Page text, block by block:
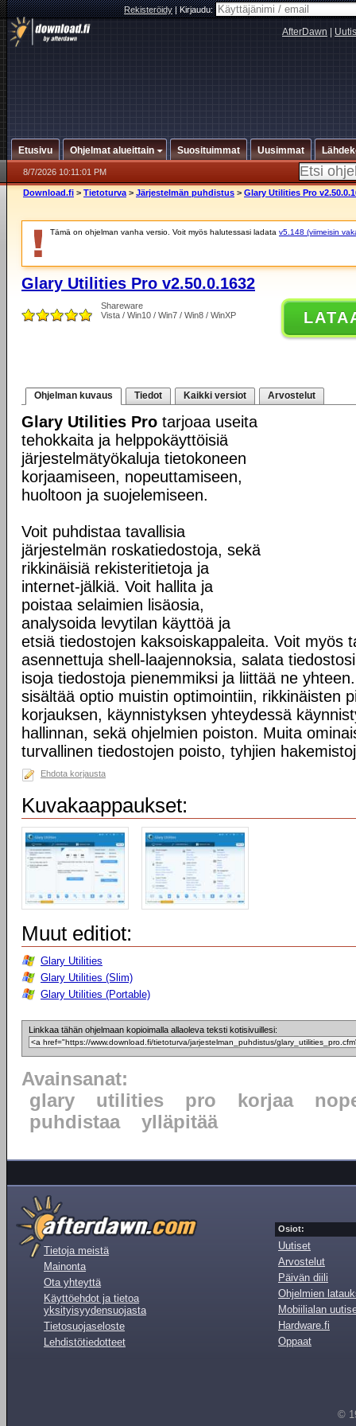
Rekisteröidy|Kirjaudu:
AfterDawn
Etusivu Ohjelmat alueittain Suosituimmat Uusimmat
8/7/2026 10:11:01 PM
Download.fi > Tietoturva > Järjestelmän puhdistus > Glary Utilities Pro
Tämä on ohjelman vanha versio. Voit myös halutessasi ladata v5.148 (viimeisin
Glary Utilities Pro v2.50.0.1632
Shareware
Vista / Win10 / Win7 / Win8 / WinXP
Ohjelman kuvaus Tiedot Kaikki versiot Arvostelut
Glary Utilities Pro tarjoaa useita
tehokkaita ja helppokäyttöisiä
järjestelmätyökaluja tietokoneen
korjaamiseen, nopeuttamiseen,
huoltoon ja suojelemiseen.
Voit puhdistaa tavallisia
järjestelmän roskatiedostoja, sekä
rikkinäisiä rekisteritietoja ja
internet-jälkiä. Voit hallita ja
poistaa selaimien lisäosia,
analysoida levytilan käyttöä ja
etsiä tiedostojen kaksoiskappaleita. Voit myös
asennettuja shell-laajennoksia, salata
isoja tiedostoja pienemmiksi ja liittää ne
sisältää optio muistin optimointiin, rikkinäisten
korjauksen, käynnistyksen yhteydessä
hallinnan, sekä ohjelmien poiston. Muita
turvallinen tiedostojen poisto, tyhjien
Ehdota korjausta
Kuvakaappaukset:
Muut editiot:
Glary Utilities
Glary Utilities (Slim)
Glary Utilities (Portable)
Linkkaa tähän ohjelmaan kopioimalla allaoleva teksti kotisivuillesi:
Avainsanat:
glary
utilities pro korjaa
puhdistaa
ylläpitää
Tietoja meistä
Mainonta
Ota yhteyttä
Käyttöehdot ja tietoa
yksityisyydensuojasta
Tietosuojaseloste
Lehdistötiedotteet
Osiot:
Uutiset
Arvostelut
Päivän diili
Ohjelmien
Mobiilialan
Hardware.fi
Oppaat
©